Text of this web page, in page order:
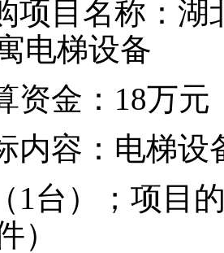
项目名称：湖
电梯设备
资金： 18万元
内容：电梯设
1 台）；项目
）